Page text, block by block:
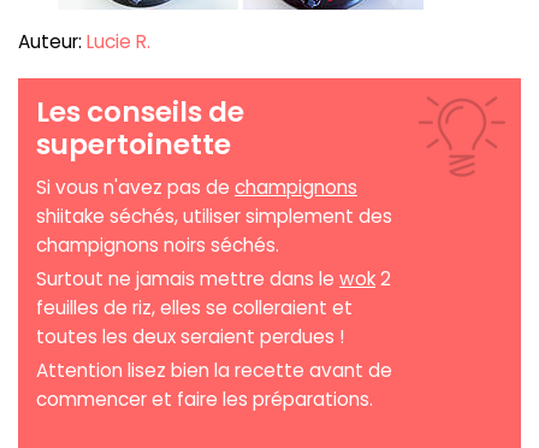
Auteur: Lucie R.
Les conseils de
supertoinette
Si vous n'avez pas de champignons
shiitake séchés, utiliser simplement des
champignons noirs séchés.
Surtout ne jamais mettre dans le wok2
feuilles de riz, elles se colleraient et
toutes les deux seraient perdues !
Attention lisez bien la recette avant de
commencer et faire les préparations.